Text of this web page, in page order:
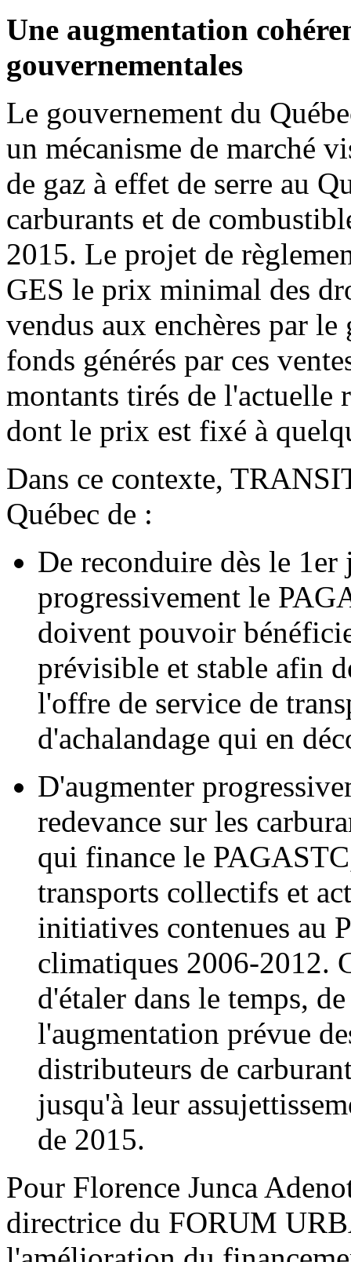
Une augmentation
gouvernementales
Le gouvernement du
un mécanisme de marché
de gaz à effet de serre au
carburants et de
2015. Le projet de
GES le prix minimal des
vendus aux enchères par
fonds générés par ces
montants tirés de l'actuelle
dont le prix est fixé à
Dans ce contexte,
Québec de :
De reconduire dès le
progressivement le
doivent pouvoir
prévisible et stable afin
l'offre de service de
d'achalandage qui en
D'augmenter
redevance sur les
qui finance le
transports collectifs et
initiatives contenues au
climatiques 2006-2012.
d'étaler dans le temps,
l'augmentation prévue
distributeurs de
jusqu'à leur
de 2015.
Pour Florence Junca
directrice du FORUM